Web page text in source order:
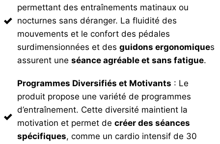
permettant des entraînements matinaux ou
nocturnes sans déranger. La fluidité des
mouvements et le confort des pédales
surdimensionnées et des guidons ergonomiques
assurent une séance agréable et sans fatigue.
Programmes Diversifiés et Motivants : Le
produit propose une variété de programmes
d’entraînement. Cette diversité maintient la
motivation et permet de créer des séances
spécifiques, comme un cardio intensif de 30